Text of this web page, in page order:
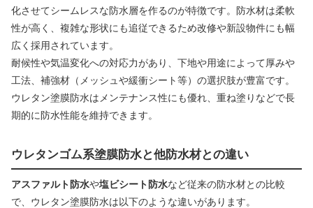
化させてシームレスな防水層を作るのが特徴です。防水材は柔軟
性が高く、複雑な形状にも追従できるため改修や新設物件にも幅
広く採用されています。
耐候性や気温変化への対応力があり、下地や用途によって厚みや
工法、補強材（メッシュや緩衝シート等）の選択肢が豊富です。
ウレタン塗膜防水はメンテナンス性にも優れ、重ね塗りなどで長
期的に防水性能を維持できます。
ウレタンゴム系塗膜防水と他防水材との違い
アスファルト防水や塩ビシート防水など従来の防水材との比較
で、ウレタン塗膜防水は以下のような違いがあります。